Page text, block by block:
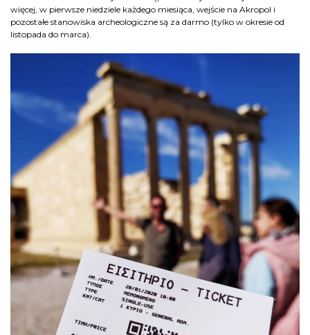
więcej, w pierwsze niedziele każdego miesiąca, wejście na Akropol i
pozostałe stanowiska archeologiczne są za darmo (tylko w okresie od
listopada do marca).